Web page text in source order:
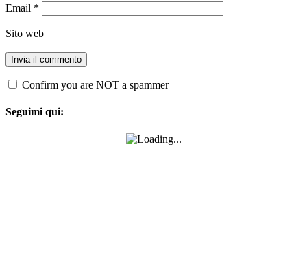
Email *
Sito web
Confirm you are NOT a spammer
Seguimi qui: